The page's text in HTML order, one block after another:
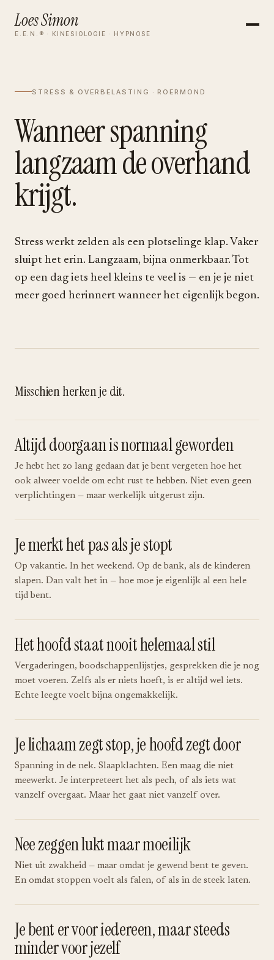
Loes Simon
E.E.N.® · KINESIOLOGIE · HYPNOSE
STRESS & OVERBELASTING · ROERMOND
Wanneer spanning
langzaam de overhand
krijgt.
Stress werkt zelden als een plotselinge klap. Vaker
sluipt het erin. Langzaam, bijna onmerkbaar. Tot
op een dag iets heel kleins te veel is — en je je niet
meer goed herinnert wanneer het eigenlijk begon.
Misschien herken je dit.
Altijd doorgaan is normaal geworden
Je hebt het zo lang gedaan dat je bent vergeten hoe het
ook alweer voelde om echt rust te hebben. Niet even geen
verplichtingen — maar werkelijk uitgerust zijn.
Je merkt het pas als je stopt
Op vakantie. In het weekend. Op de bank, als de kinderen
slapen. Dan valt het in — hoe moe je eigenlijk al een hele
tijd bent.
Het hoofd staat nooit helemaal stil
Vergaderingen, boodschappenlijstjes, gesprekken die je nog
moet voeren. Zelfs als er niets hoeft, is er altijd wel iets.
Echte leegte voelt bijna ongemakkelijk.
Je lichaam zegt stop, je hoofd zegt door
Spanning in de nek. Slaapklachten. Een maag die niet
meewerkt. Je interpreteert het als pech, of als iets wat
vanzelf overgaat. Maar het gaat niet vanzelf over.
Nee zeggen lukt maar moeilijk
Niet uit zwakheid — maar omdat je gewend bent te geven.
En omdat stoppen voelt als falen, of als in de steek laten.
Je bent er voor iedereen, maar steeds
minder voor jezelf